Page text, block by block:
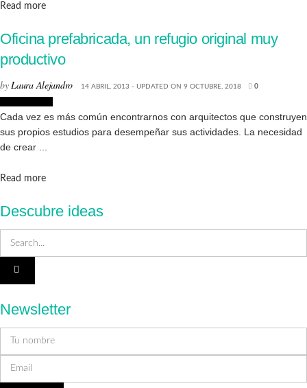
Read moreDetails
Oficina prefabricada, un refugio original muy
productivo
byLaura Alejandro 14 ABRIL, 2013 - UPDATED ON 9 OCTUBRE, 2018 0
Cada vez es más común encontrarnos con arquitectos que construyen
sus propios estudios para desempeñar sus actividades. La necesidad
de crear ...
Read moreDetails
Descubre ideas
Newsletter